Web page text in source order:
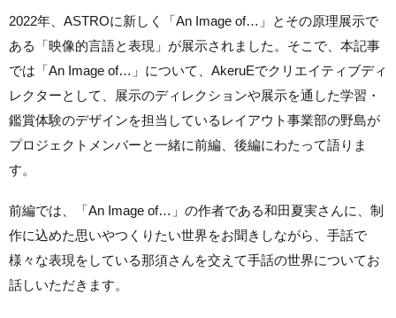
2022年、ASTROに新しく「An Image of… 」とその原理展示で
ある「映像的言語と表現」が展示されました。そこで、本記事
では「An Image of… 」について、 AkeruEでクリエイティブディ
レクターとして、展示のディレクションや展示を通した学習・
鑑賞体験のデザインを担当しているレイアウト事業部の野島が
プロジェクトメンバーと一緒に前編、後編にわたって語りま
す。
前編では、「An Image of…」の作者である和田夏実さんに
制
作に込めた思いやつくりたい世界をお聞きしながら、手話で
様々な表現をしている那須さんを交えて手話の世界についてお
話しいただきます。